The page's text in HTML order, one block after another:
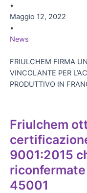
•
Maggio 12, 2022
•
News
FRIULCHEM FIRMA
VINCOLANTE PER
PRODUTTIVO IN
Friulchem
9001:2015
riconfermate
45001